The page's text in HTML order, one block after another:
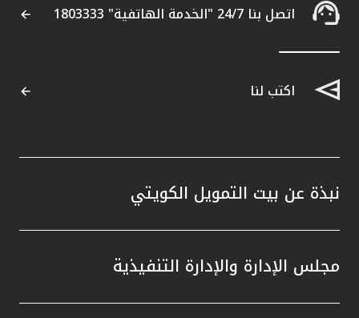
اتصل بنا 24/7 "الخدمة الهاتفية" 1803333
اكتب لنا
نبذة عن بيت التمويل الكويتي
مجلس الإدارة والإدارة التنفيذية